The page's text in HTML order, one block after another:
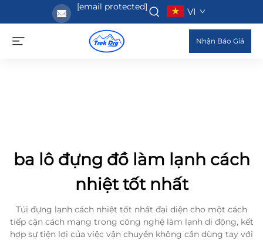
[email protected] VI
Nhận Báo Giá
ba lô đựng đồ làm lạnh cách
nhiệt tốt nhất
Túi đựng lạnh cách nhiệt tốt nhất đại diện cho một cách
tiếp cận cách mạng trong công nghệ làm lạnh di động, kết
hợp sự tiện lợi của việc vận chuyển không cần dùng tay với